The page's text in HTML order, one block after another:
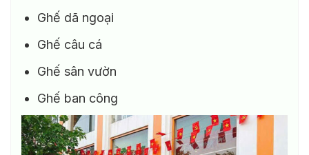
Ghế dã ngoại
Ghế câu cá
Ghế sân vườn
Ghế ban công